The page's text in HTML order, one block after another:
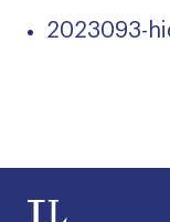
2023093-